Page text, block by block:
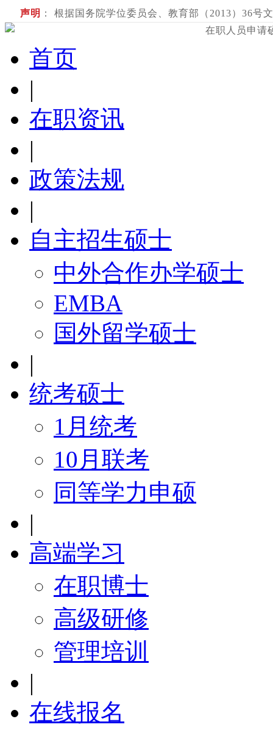
声明 ： 根据国务院学位委员会、教育部（2013）36号
在职人员申请
首页
|
在职资讯
|
政策法规
|
自主招生硕士
中外合作办学硕士
EMBA
国外留学硕士
|
统考硕士
1月统考
10月联考
同等学力申硕
|
高端学习
在职博士
高级研修
管理培训
|
在线报名